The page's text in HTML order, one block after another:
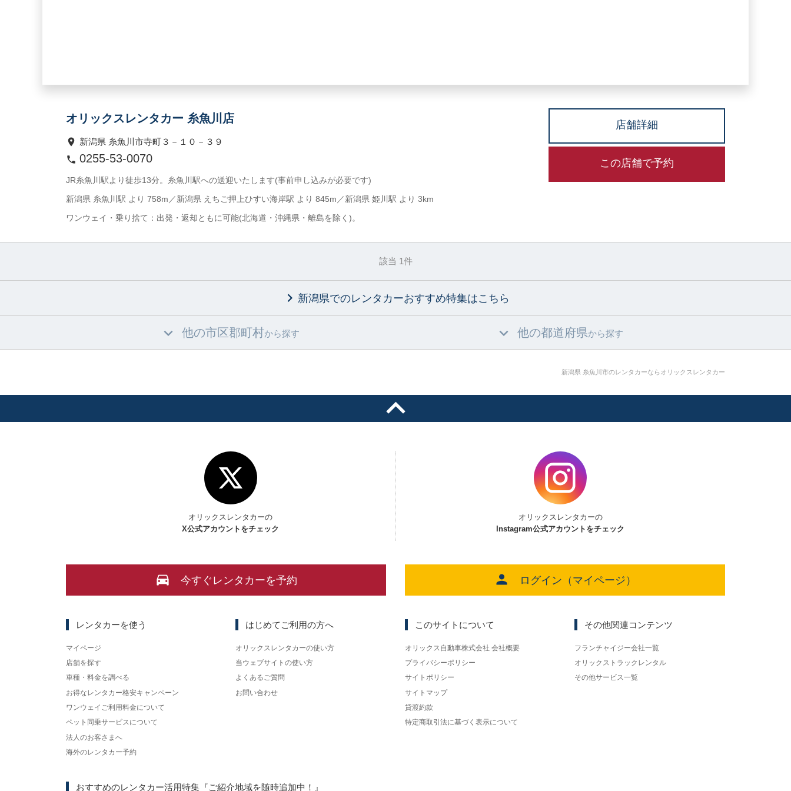
オリックスレンタカー 糸魚川店
新潟県 糸魚川市寺町３－１０－３９
0255-53-0070
JR糸魚川駅より徒歩13分。糸魚川駅への送迎いたします(事前申し込みが必要です)
新潟県 糸魚川駅 より 758m／新潟県 えちご押上ひすい海岸駅 より 845m／新潟県 姫川駅 より 3km
ワンウェイ・乗り捨て：出発・返却ともに可能(北海道・沖縄県・離島を除く)。
店舗詳細
この店舗で予約
該当 1件
新潟県でのレンタカーおすすめ特集はこちら
他の市区郡町村から探す 他の都道府県から探す
新潟県 糸魚川市のレンタカーならオリックスレンタカー
オリックスレンタカーの
X公式アカウントをチェック
オリックスレンタカーの
Instagram公式アカウントをチェック
今すぐレンタカーを予約 ログイン（マイページ）
レンタカーを使う
マイページ
店舗を探す
車種・料金を調べる
お得なレンタカー格安キャンペーン
ワンウェイご利用料金について
ペット同乗サービスについて
法人のお客さまへ
海外のレンタカー予約
はじめてご利用の方へ
オリックスレンタカーの使い方
当ウェブサイトの使い方
よくあるご質問
お問い合わせ
このサイトについて
オリックス自動車株式会社 会社概要
プライバシーポリシー
サイトポリシー
サイトマップ
貸渡約款
特定商取引法に基づく表示について
その他関連コンテンツ
フランチャイジー会社一覧
オリックストラックレンタル
その他サービス一覧
おすすめのレンタカー活用特集 『ご紹介地域を随時追加中！』